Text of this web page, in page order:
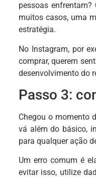
pessoas
muitos casos, uma
estratégia.
No Instagram, por
comprar, querem
desenvolvimento do
Passo 3:
Chegou o momento
vá além do básico,
para qualquer ação
Um erro comum é
evitar isso, utilize